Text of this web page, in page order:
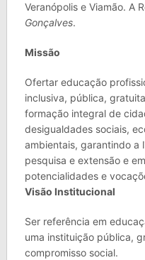
Veranópolis e Viamão. A
Gonçalves.
Missão
Ofertar educação
inclusiva, pública,
formação integral de
desigualdades sociais,
ambientais, garantindo a
pesquisa e extensão e
potencialidades e
Visão Institucional
Ser referência em
uma instituição pública,
compromisso social.